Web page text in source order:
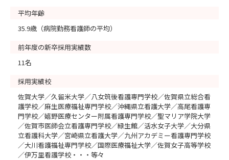
平均年齢
35.9歳（病院勤務看護師の平均）
前年度の新卒採用実績数
11名
採用実績校
佐賀大学／久留米大学／八女筑後看護専門学校／佐賀県立総合看
護学校／麻生医療福祉専門学校／沖縄県立看護大学／高尾看護専
門学校／嬉野医療センター附属看護専門学校／聖マリア学院大学
／佐賀市医師会立看護専門学校／緑生館／活水女子大学／大分県
立看護科大学／宮崎県立看護大学／九州アカデミー看護専門学校
／大川看護福祉専門学校／国際医療福祉大学／佐賀女子高等学校
／伊万里看護学校・・・等々